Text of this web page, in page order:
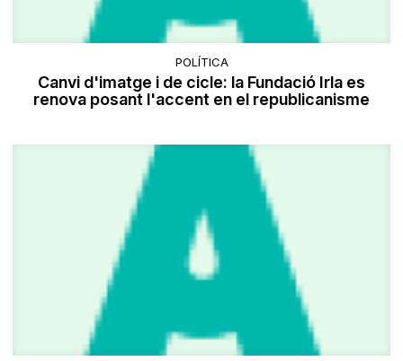
POLÍTICA
Canvi d'imatge i de cicle: la Fundació Irla es
renova posant l'accent en el republicanisme